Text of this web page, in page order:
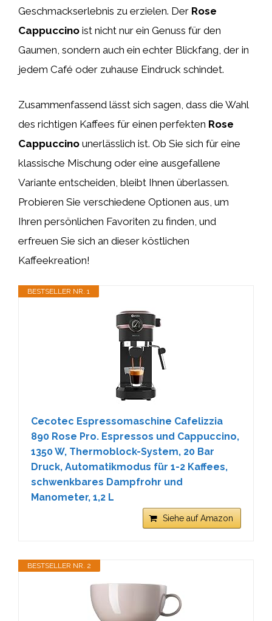
Geschmackserlebnis zu erzielen. Der Rose
Cappuccino ist nicht nur ein Genuss für den
Gaumen, sondern auch ein echter Blickfang, der in
jedem Café oder zuhause Eindruck schindet.
Zusammenfassend lässt sich sagen, dass die Wahl
des richtigen Kaffees für einen perfekten Rose
Cappuccino unerlässlich ist. Ob Sie sich für eine
klassische Mischung oder eine ausgefallene
Variante entscheiden, bleibt Ihnen überlassen.
Probieren Sie verschiedene Optionen aus, um
Ihren persönlichen Favoriten zu finden, und
erfreuen Sie sich an dieser köstlichen
Kaffeekreation!
BESTSELLER NR. 1
Cecotec Espressomaschine Cafelizzia
890 Rose Pro. Espressos und Cappuccino,
1350 W, Thermoblock-System, 20 Bar
Druck, Automatikmodus für 1-2 Kaffees,
schwenkbares Dampfrohr und
Manometer, 1,2 L
Siehe auf Amazon
BESTSELLER NR. 2